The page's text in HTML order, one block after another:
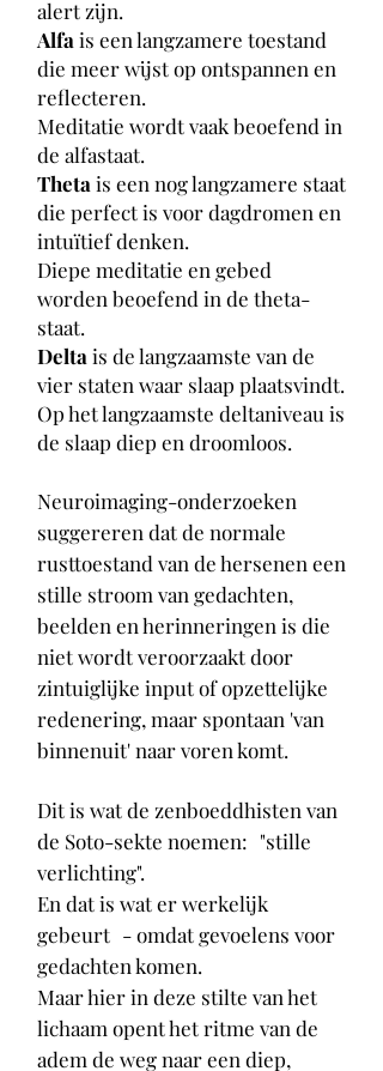
alert zijn.
Alfa is een langzamere toestand
die meer wijst op ontspannen en
reflecteren.
Meditatie wordt vaak beoefend in
de alfastaat.
Theta is een nog langzamere staat
die perfect is voor dagdromen en
intuïtief denken.
Diepe meditatie en gebed
worden beoefend in de theta-
staat.
Delta is de langzaamste van de
vier staten waar slaap plaatsvindt.
Op het langzaamste deltaniveau is
de slaap diep en droomloos.
Neuroimaging-onderzoeken
suggereren dat de normale
rusttoestand van de hersenen een
stille stroom van gedachten,
beelden en herinneringen is die
niet wordt veroorzaakt door
zintuiglijke input of opzettelijke
redenering, maar spontaan 'van
binnenuit' naar voren komt.
Dit is wat de zenboeddhisten van
de Soto-sekte noemen: "stille
verlichting".
En dat is wat er werkelijk
gebeurt - omdat gevoelens voor
gedachten komen.
Maar hier in deze stilte van het
lichaam opent het ritme van de
adem de weg naar een diep,